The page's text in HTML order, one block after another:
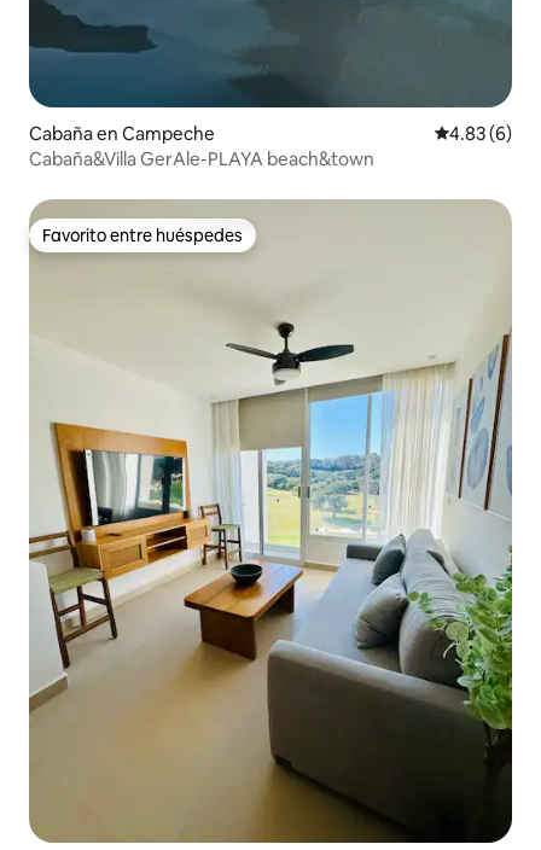
Cabaña en Campeche Calificación
4.83 (6)
Cabaña&Villa GerAle-PLAYA beach&town
Favorito entre huéspedes
Favorito entre huéspedes